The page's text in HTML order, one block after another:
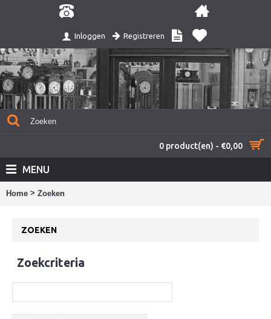
Inloggen Registreren
0 product(en) - €0,00
MENU
Home > Zoeken
ZOEKEN
Zoekcriteria